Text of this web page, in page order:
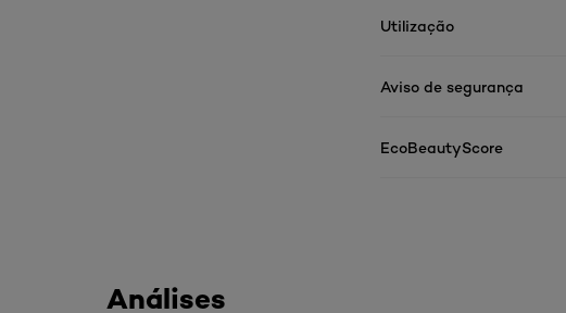
Utilização
Aviso de segurança
EcoBeautyScore